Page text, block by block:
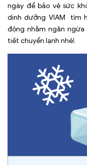
ngày để bảo vệ sức
dinh dưỡng VIAM tìm
động nhằm ngăn
tiết chuyển lạnh nhé!